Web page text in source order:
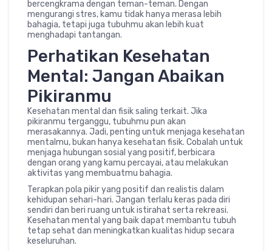
bercengkrama dengan teman-teman. Dengan
mengurangi stres, kamu tidak hanya merasa lebih
bahagia, tetapi juga tubuhmu akan lebih kuat
menghadapi tantangan.
Perhatikan Kesehatan
Mental: Jangan Abaikan
Pikiranmu
Kesehatan mental dan fisik saling terkait. Jika
pikiranmu terganggu, tubuhmu pun akan
merasakannya. Jadi, penting untuk menjaga kesehatan
mentalmu, bukan hanya kesehatan fisik. Cobalah untuk
menjaga hubungan sosial yang positif, berbicara
dengan orang yang kamu percayai, atau melakukan
aktivitas yang membuatmu bahagia.
Terapkan pola pikir yang positif dan realistis dalam
kehidupan sehari-hari. Jangan terlalu keras pada diri
sendiri dan beri ruang untuk istirahat serta rekreasi.
Kesehatan mental yang baik dapat membantu tubuh
tetap sehat dan meningkatkan kualitas hidup secara
keseluruhan.